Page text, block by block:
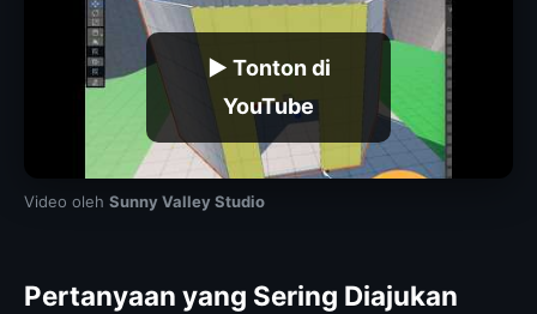
▶ Tonton di
YouTube
Video oleh Sunny Valley Studio
Pertanyaan yang Sering Diajukan